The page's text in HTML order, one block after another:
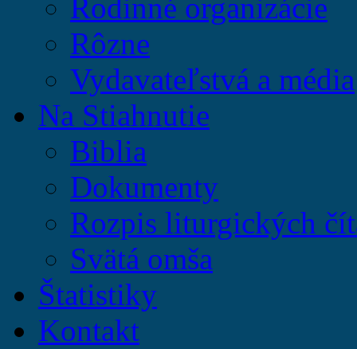
Rodinné organizácie
Rôzne
Vydavateľstvá a média
Na Stiahnutie
Biblia
Dokumenty
Rozpis liturgických
Svätá omša
Štatistiky
Kontakt